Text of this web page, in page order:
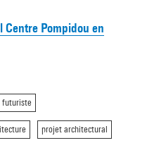
Centre Pompidou en
futuriste
projet architectural